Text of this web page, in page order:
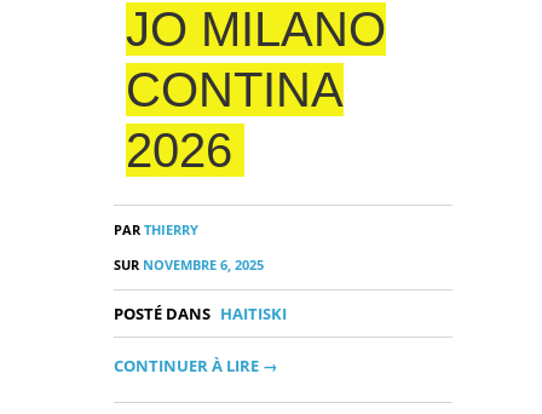
JO MILANO
CONTINA
2026
PAR THIERRY
SUR NOVEMBRE 6, 2025
POSTÉ DANS HAITISKI
CONTINUER À LIRE →